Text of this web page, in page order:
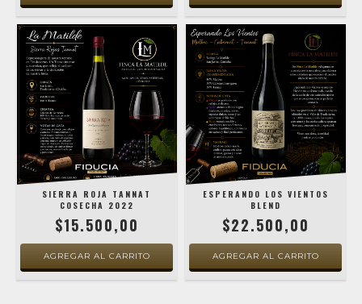
SIERRA ROJA TANNAT
COSECHA 2022
$15.500,00
ESPERANDO LOS VIENTOS
BLEND
$22.500,00